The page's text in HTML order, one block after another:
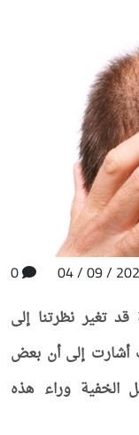
تغير نظرتنا إلى
أشارت إلى أن بعض
الخفية وراء هذه